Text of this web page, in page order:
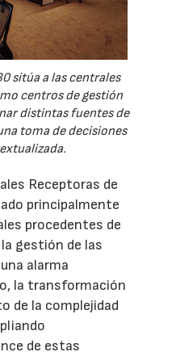
sitúa a las centrales
centros de gestión
distintas fuentes de
toma de decisiones
Receptoras de
principalmente
procedentes de
gestión de las
alarma
la transformación
de la complejidad
de estas